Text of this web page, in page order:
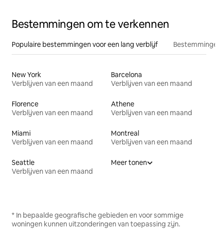
Bestemmingen om te verkennen
Populaire bestemmingen voor een lang verblijf
New York
Verblijven van een maand
Barcelona
Verblijven van een maand
Florence
Verblijven van een maand
Athene
Verblijven van een maand
Miami
Verblijven van een maand
Montreal
Verblijven van een maand
Seattle
Verblijven van een maand
Meer tonen
* In bepaalde geografische gebieden en voor sommige
woningen kunnen uitzonderingen van toepassing zijn.